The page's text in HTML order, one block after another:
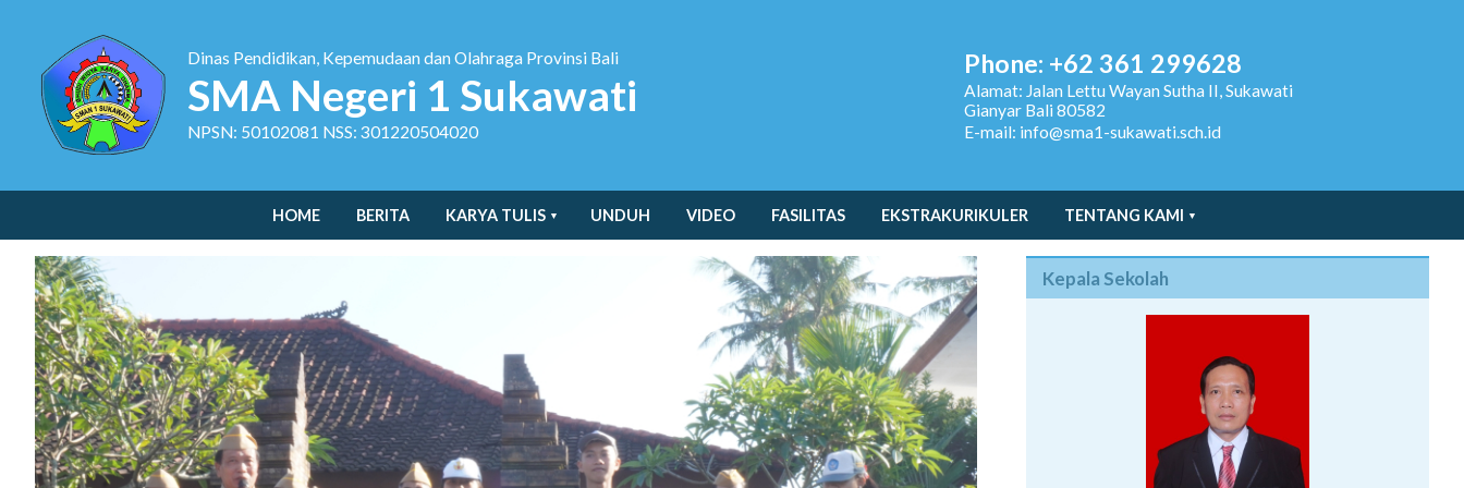
Dinas Pendidikan, Kepemudaan dan Olahraga Provinsi Bali
SMA Negeri 1 Sukawati
NPSN: 50102081 NSS: 301220504020
Phone: +62 361 299628
Alamat: Jalan Lettu Wayan Sutha II, Sukawati
Gianyar Bali 80582
E-mail: info@sma1-sukawati.sch.id
HOME BERITA KARYA TULIS UNDUH VIDEO FASILITAS EKSTRAKURIKULER TENTANG KAMI
Kepala Sekolah